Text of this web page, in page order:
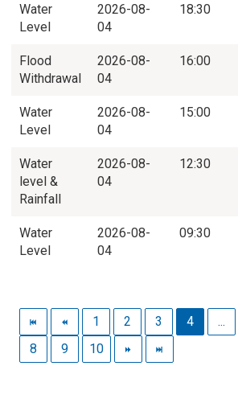
Water
Level
2026-08-
04
18:30
Flood
Withdrawal
2026-08-
04
16:00
Water
Level
2026-08-
04
15:00
Water
level &
Rainfall
2026-08-
04
12:30
Water
Level
2026-08-
04
09:30
1 2 3 4 ...
8
9 10